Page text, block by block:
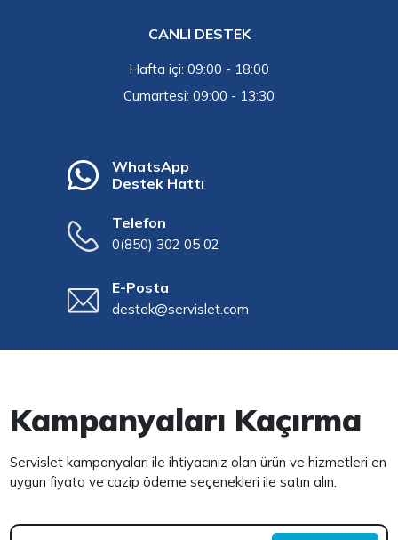
CANLI DESTEK
Hafta içi: 09:00 - 18:00
Cumartesi: 09:00 - 13:30
WhatsApp
Destek Hattı
Telefon
0(850) 302 05 02
E-Posta
destek@servislet.com
Kampanyaları Kaçırma
Servislet kampanyaları ile ihtiyacınız olan ürün ve hizmetleri en
uygun fiyata ve cazip ödeme seçenekleri ile satın alın.